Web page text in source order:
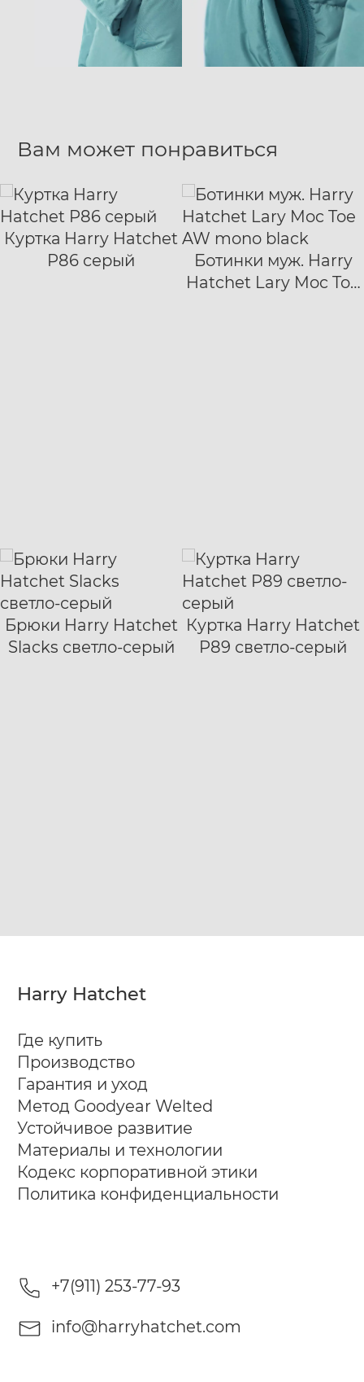
Вам может понравиться
Куртка Harry Hatchet
P86 серый
S M L
XL
XXL
XXXL
Ботинки муж. Harry
Hatchet Lary Moc Toe
40 41
42
43
44 45 46
Брюки Harry Hatchet
Slacks светло-серый
XS S M
L
XL
Куртка Harry Hatchet
P89 светло-серый
S M L
XL
XXL
+7(911) 253-77-93
info@harryhatchet.com
Harry Hatchet
Где купить
Производство
Гарантия и уход
Метод Goodyear Welted
Устойчивое развитие
Материалы и технологии
Кодекс корпоративной этики
Политика конфиденциальности